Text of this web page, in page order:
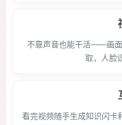
不靠声音也能干活——画面
取，人脸
看完视频随手生成知识闪卡